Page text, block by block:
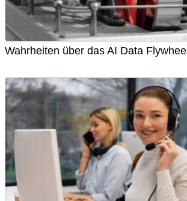
Wahrheiten über das AI Data Flywheel